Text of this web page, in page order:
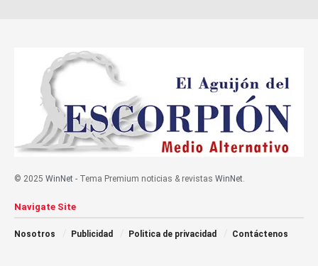
© 2025 WinNet - Tema Premium noticias & revistas WinNet.
Navigate Site
Nosotros Publicidad Politica de privacidad Contáctenos